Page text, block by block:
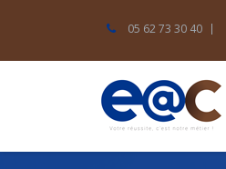
05 62 73 30 40